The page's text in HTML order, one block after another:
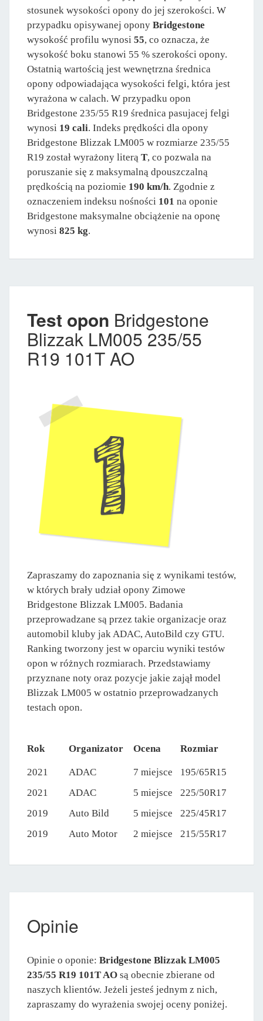
stosunek wysokości opony do jej szerokości. W
przypadku opisywanej opony Bridgestone
wysokość profilu wynosi 55, co oznacza, że
wysokość boku stanowi 55 % szerokości opony.
Ostatnią wartością jest wewnętrzna średnica
opony odpowiadająca wysokości felgi, która jest
wyrażona w calach. W przypadku opon
Bridgestone 235/55 R19 średnica pasujacej felgi
wynosi 19 cali. Indeks prędkości dla opony
Bridgestone Blizzak LM005 w rozmiarze 235/55
R19 został wyrażony literą T, co pozwala na
poruszanie się z maksymalną dpouszczalną
prędkością na poziomie 190 km/h. Zgodnie z
oznaczeniem indeksu nośności 101 na oponie
Bridgestone maksymalne obciążenie na oponę
wynosi 825 kg.
Test opon Bridgestone
Blizzak LM005 235/55
R19 101T AO
Zapraszamy do zapoznania się z wynikami testów,
w których brały udział opony Zimowe
Bridgestone Blizzak LM005. Badania
przeprowadzane są przez takie organizacje oraz
automobil kluby jak ADAC, AutoBild czy GTU.
Ranking tworzony jest w oparciu wyniki testów
opon w różnych rozmiarach. Przedstawiamy
przyznane noty oraz pozycje jakie zajął model
Blizzak LM005 w ostatnio przeprowadzanych
testach opon.
Rok Organizator Ocena Rozmiar
2021 ADAC 7 miejsce
195/65R15
2021
ADAC 5 miejsce
225/50R17
2019
Auto Bild 5 miejsce
225/45R17
2019
Auto Motor 2 miejsce 215/55R17
Opinie
Opinie o oponie: Bridgestone Blizzak LM005
235/55 R19 101T AO są obecnie zbierane od
naszych klientów. Jeżeli jesteś jednym z nich,
zapraszamy do wyrażenia swojej oceny poniżej.